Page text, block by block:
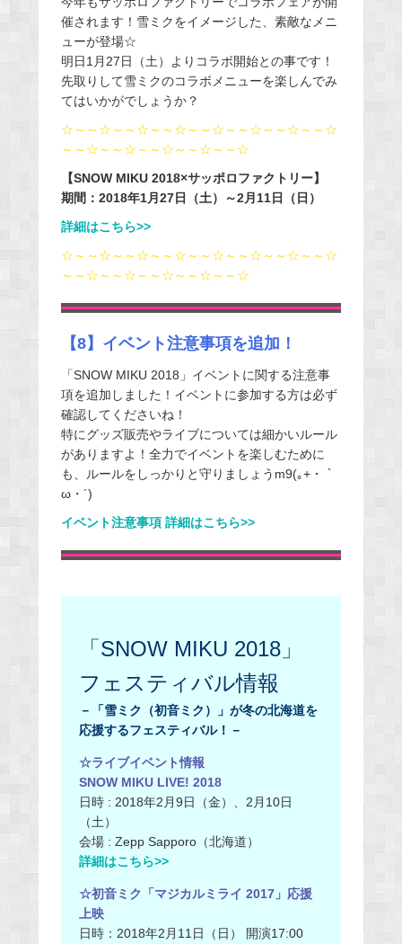
催されます！雪ミクをイメージした、素敵なメニ
ューが登場☆
明日1月27日（土）よりコラボ開始との事です！
先取りして雪ミクのコラボメニューを楽しんでみ
てはいかがでしょうか？
☆～～☆～～☆～～☆～～☆～～☆～～☆～～☆
～～☆～～☆～～☆～～☆～～☆
【SNOW MIKU 2018×サッポロファクトリー】
期間：2018年1月27日（土）～2月11日（日）
詳細はこちら>>
☆～～☆～～☆～～☆～～☆～～☆～～☆～～☆
～～☆～～☆～～☆～～☆～～☆
【8】イベント注意事項を追加！
「SNOW MIKU 2018」イベントに関する注意事
項を追加しました！イベントに参加する方は必ず
確認してくださいね！
特にグッズ販売やライブについては細かいルール
がありますよ！全力でイベントを楽しむために
も、ルールをしっかりと守りましょうm9(｡+・｀
ω・´)
イベント注意事項 詳細はこちら>>
「SNOW MIKU 2018」
フェスティバル情報
－「雪ミク（初音ミク）」が冬の北海道を
応援するフェスティバル！－
☆ライブイベント情報
SNOW MIKU LIVE! 2018
日時 : 2018年2月9日（金）、2月10日
（土）
会場 : Zepp Sapporo（北海道）
詳細はこちら>>
☆初音ミク「マジカルミライ 2017」応援
上映
日時：2018年2月11日（日） 開演17:00